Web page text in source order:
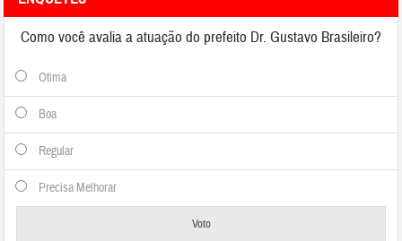
Como você avalia a atuação do prefeito Dr. Gustavo Brasileiro?
Otima
Boa
Regular
Precisa Melhorar